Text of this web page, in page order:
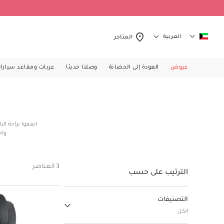
العربية المتاجر
عروض العودة إلى الحضانة وصلنا حديثا عربات ومقاعد
انعموا براحة
الترتيب على حسب
التصنيفات
الكل
3 العناصر